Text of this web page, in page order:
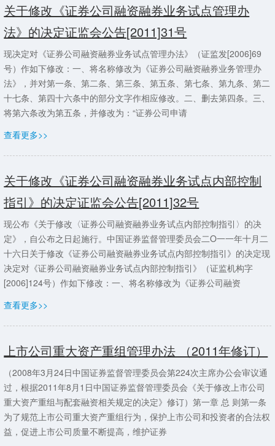
关于修改《证券公司融资融券业务试点管理办
法》的决定证监会公告[2011]31号
现决定对《证券公司融资融券业务试点管理办法》（证监发[2006]69
号）作如下修改：一、将名称修改为《证券公司融资融券业务管理办
法》，并对第一条、第二条、第三条、第五条、第七条、第九条、第二
十七条、第四十六条中的部分文字作相应修改。二、删去第四条。三、
将第六条改为第五条，并修改为：“证券公司申请
查看更多>>
关于修改《证券公司融资融券业务试点内部控制
指引》的决定证监会公告[2011]32号
现公布《关于修改〈证券公司融资融券业务试点内部控制指引〉的决
定》，自公布之日起施行。中国证券监督管理委员会二O一一年十月二
十六日关于修改《证券公司融资融券业务试点内部控制指引》的决定现
决定对《证券公司融资融券业务试点内部控制指引》（证监机构字
[2006]124号）作如下修改：一、将名称修改为《证券公司融资
查看更多>>
上市公司重大资产重组管理办法 （2011年修订）
（2008年3月24日中国证券监督管理委员会第224次主席办公会审议通
过，根据2011年8月1日中国证券监督管理委员会《关于修改上市公司
重大资产重组与配套融资相关规定的决定》修订）第一章 总 则第一条
为了规范上市公司重大资产重组行为，保护上市公司和投资者的合法权
益，促进上市公司质量不断提高，维护证券